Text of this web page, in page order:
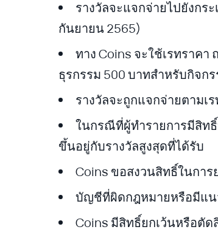
รางวัลจะแจกจ่ายไปยังกร
กันยายน 2565)
ทาง Coins จะใช้เรทราค
ธุรกรรม 500 บาทสำหรับกิจก
รางวัลจะถูกแจกจ่ายตาม
ในกรณีที่ผู้ทำรายการมีสิทธิ์
ขึ้นอยู่กับรางวัลสูงสุดที่ได้รับ
Coins ขอสงวนสิทธิ์ในกา
บัญชีที่ผิดกฎหมายหรือมีแน
Coins มีสิทธิ์ยกเว้นหรือตั